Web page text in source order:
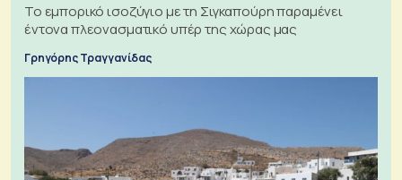
Το εμπορικό ισοζύγιο με τη Σιγκαπούρη παραμένει
έντονα πλεονασματικό υπέρ της χώρας μας
Γρηγόρης Τραγγανίδας